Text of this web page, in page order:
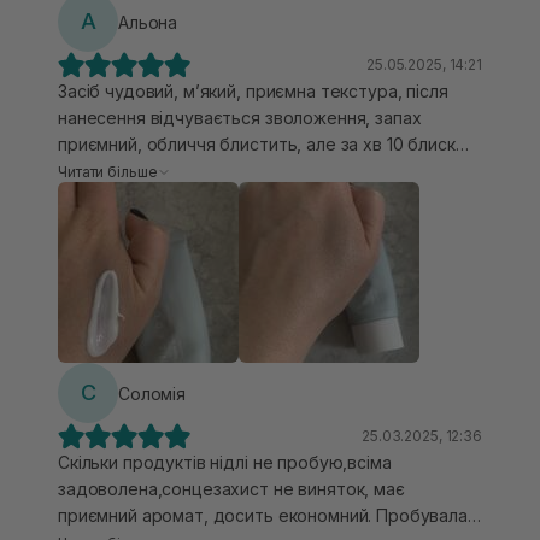
що не треба поновлювати в умовах міста.
А Альона
25.05.2025, 14:21
Засіб чудовий, мʼякий, приємна текстура, після
нанесення відчувається зволоження, запах
приємний, обличчя блистить, але за хв 10 блиск
проходить. Не скочується, не вибілює , кушон
лягає на нього добре (але потрібно перед ним
витримати хоча б 15-20 хв) Дуже схожий на
CUSkin. Для сухої чутливої шкіри чудово підійшов.
Подразнень не викликає. Однозначно
рекомендую, буду купувати ще👌👌
Читати більше
С Соломія
25.03.2025, 12:36
Скільки продуктів нідлі не пробую,всіма
задоволена,сонцезахист не виняток, має
приємний аромат, досить економний. Пробувала